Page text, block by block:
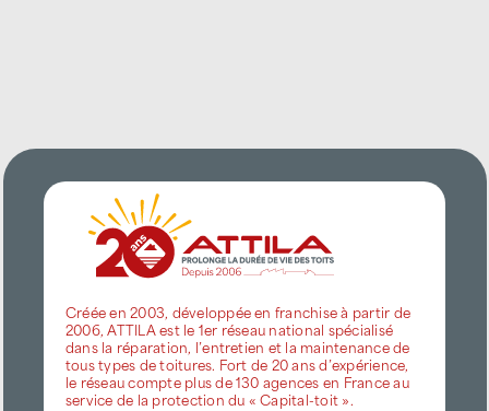
Créée en 2003, développée en franchise à partir de
2006, ATTILA est le 1er réseau national spécialisé
dans la réparation, l’entretien et la maintenance de
tous types de toitures. Fort de 20 ans d’expérience,
le réseau compte plus de 130 agences en France au
service de la protection du « Capital-toit ».